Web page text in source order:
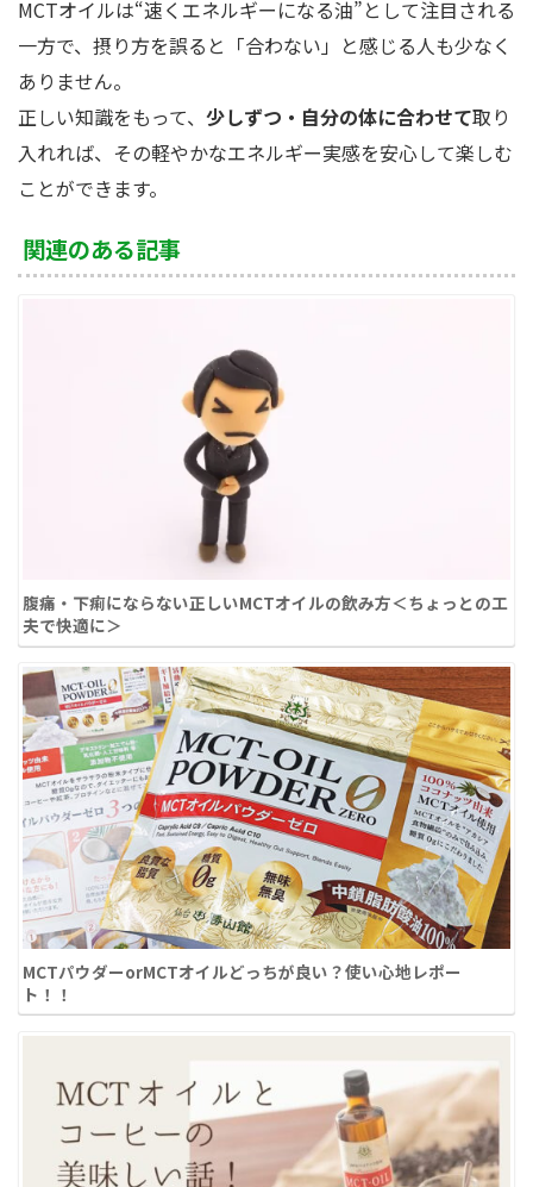
MCTオイルは“速くエネルギーになる油”として注目される
一方で、摂り方を誤ると「合わない」と感じる人も少なく
ありません。
正しい知識をもって、 少しずつ・自分の体に合わせて取り
入れれば、その軽やかなエネルギー実感を安心して楽しむ
ことができます。
関連のある記事
腹痛・下痢にならない正しいMCTオイルの飲み方＜ちょっとの工
夫で快適に＞
MCTパウダーorMCTオイルどっちが良い？使い心地レポー
ト！！